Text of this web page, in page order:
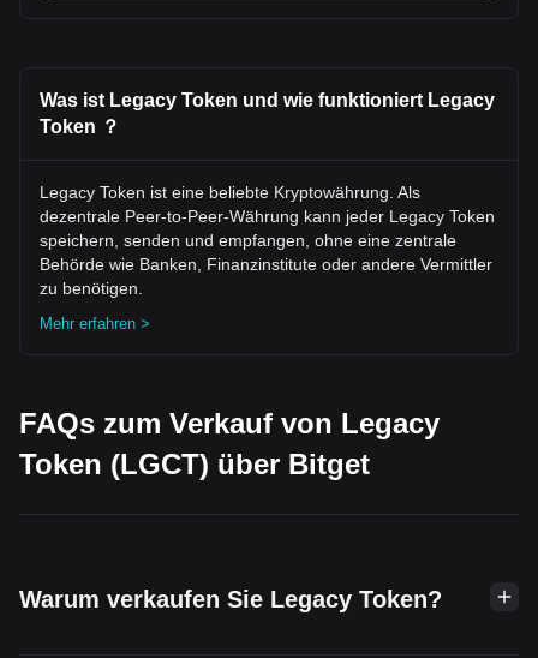
Was ist Legacy Token und wie funktioniert Legacy
Token ？
Legacy Token ist eine beliebte Kryptowährung. Als
dezentrale Peer-to-Peer-Währung kann jeder Legacy Token
speichern, senden und empfangen, ohne eine zentrale
Behörde wie Banken, Finanzinstitute oder andere Vermittler
zu benötigen.
Mehr erfahren >
FAQs zum Verkauf von Legacy
Token (LGCT) über Bitget
Warum verkaufen Sie Legacy Token?